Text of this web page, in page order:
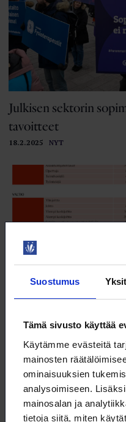
Suostumus
Tämä sivusto käyttää
Käytämme evästeitä
mainosten
ominaisuuksien
analysoimiseen.
mainosalan ja
tietoja siitä, miten
18.2.2025 NYT
Julkisen sektorin
tavoitteet
18.2.2025 TYÖELÄMÄ
Loimulaisten palkat
toimiaseman mukaan